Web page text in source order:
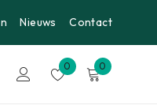
Nieuws Contact
0 0